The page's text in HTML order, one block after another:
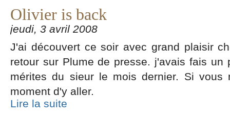
Olivier is back
jeudi, 3 avril 2008
J'ai découvert ce soir avec grand plaisir
retour sur Plume de presse. j'avais fais un
mérites du sieur le mois dernier. Si vous
moment d'y aller.
Lire la suite